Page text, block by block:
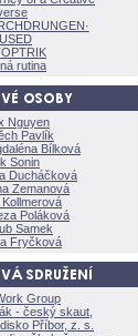
·
rutina
Nguyen
Pavlík
Bílkov
Sonin
Ducháčkov
Zemanov
Kollmerov
Polákov
Samek
Fryčkov
Group
- český skaut,
Příbor, z. s.